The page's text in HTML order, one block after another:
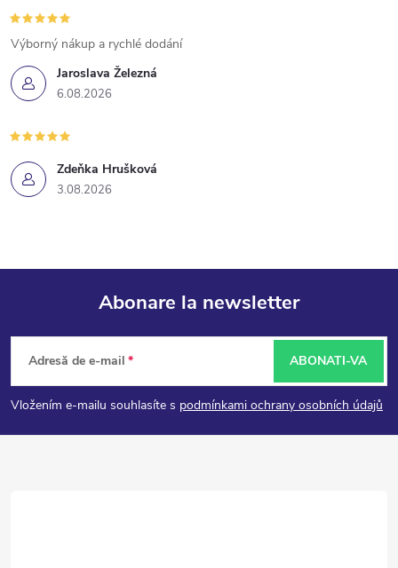
Jaroslava Železná
6.08.2026
Výborný nákup a rychlé dodání
Zdeňka Hrušková
3.08.2026
S
u
b
Abonare la newsletter
Adresă de e-mail
Vložením e-mailu souhlasíte s podmínkami ochrany osobních údajů
ABONATI-VA